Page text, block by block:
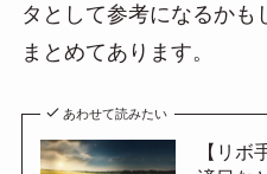
タとして参考になるかも
まとめてあります。
あわせて読みたい
【リボ